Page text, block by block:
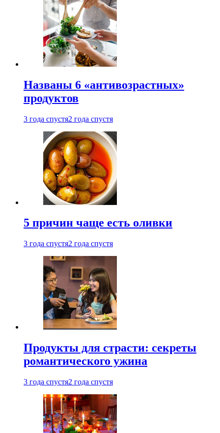
Названы 6 «антивозрастных»
продуктов
3 года спустя2 года спустя
5 причин чаще есть оливки
3 года спустя2 года спустя
Продукты для страсти: секреты
романтического ужина
3 года спустя2 года спустя